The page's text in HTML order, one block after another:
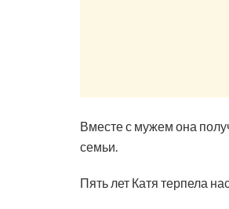
Вместе с мужем она
семьи.
Пять лет Катя терпела